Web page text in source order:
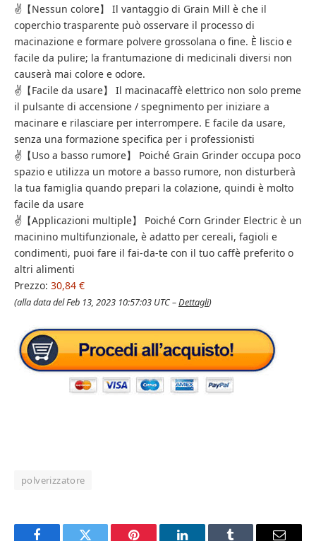
✌【Nessun colore】 Il vantaggio di Grain Mill è che il
coperchio trasparente può osservare il processo di
macinazione e formare polvere grossolana o fine. È liscio e
facile da pulire; la frantumazione di medicinali diversi non
causerà mai colore e odore.
✌【Facile da usare】 Il macinacaffè elettrico non solo preme
il pulsante di accensione / spegnimento per iniziare a
macinare e rilasciare per interrompere. E facile da usare,
senza una formazione specifica per i professionisti
✌【Uso a basso rumore】 Poiché Grain Grinder occupa poco
spazio e utilizza un motore a basso rumore, non disturberà
la tua famiglia quando prepari la colazione, quindi è molto
facile da usare
✌【Applicazioni multiple】 Poiché Corn Grinder Electric è un
macinino multifunzionale, è adatto per cereali, fagioli e
condimenti, puoi fare il fai-da-te con il tuo caffè preferito o
altri alimenti
Prezzo: 30,84 €
(alla data del Feb 13, 2023 10:57:03 UTC –Dettagli)
polverizzatore